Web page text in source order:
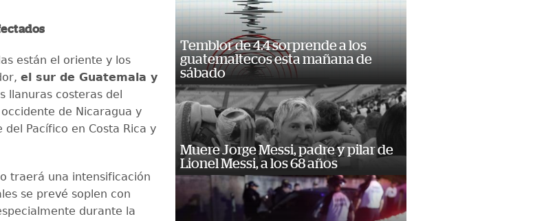
están el oriente y los
el sur de Guatemala y
llanuras costeras del
de Nicaragua y
Pacífico en Costa Rica y
traerá una intensificación
se prevé soplen con
durante la
Temblor de 4.4 sorprende a los
guatemaltecos esta mañana de
sábado
Muere Jorge Messi, padre y pilar de
Lionel Messi, a los 68 años